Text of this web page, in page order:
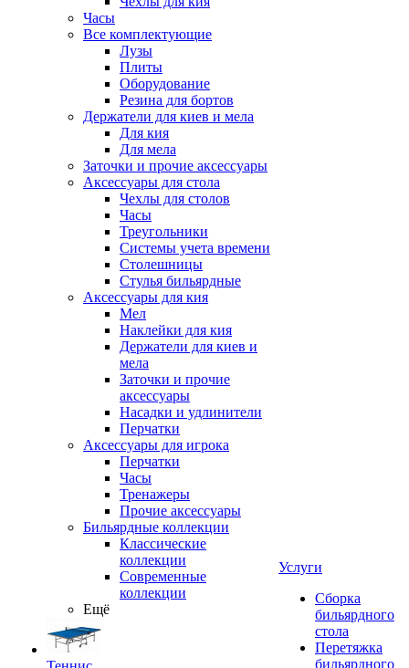
Часы
Все комплектующие
Лузы
Плиты
Оборудование
Резина для бортов
Держатели для киев и мела
Для кия
Для мела
Заточки и прочие аксессуары
Аксессуары для стола
Чехлы для столов
Часы
Треугольники
Системы учета времени
Столешницы
Стулья бильярдные
Аксессуары для кия
Мел
Наклейки для кия
Держатели для киев и
мела
Заточки и прочие
аксессуары
Насадки и удлинители
Перчатки
Аксессуары для игрока
Перчатки
Часы
Тренажеры
Прочие аксессуары
Бильярдные коллекции
Классические
коллекции
Современные
коллекции
Ещё
Услуги
Сборка
бильярдного
стола
Перетяжка
бильярдного